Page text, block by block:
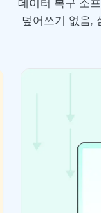
데이터 복구 소
덮어쓰기 없음,